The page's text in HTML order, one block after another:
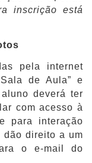
inscrição está
pela internet
de Aula” e
deverá ter
com acesso à
para interação
dão direito a um
o e-mail do